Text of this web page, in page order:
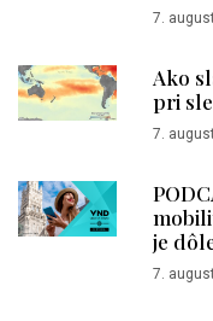
7.
Ako
pri
7.
je
7.